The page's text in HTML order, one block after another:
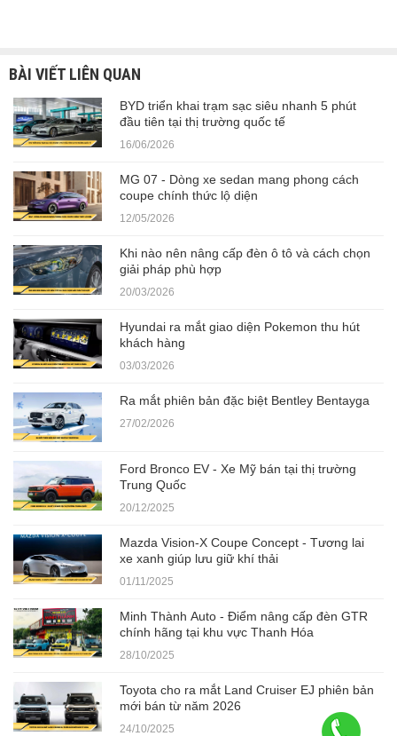
BÀI VIẾT LIÊN QUAN
BYD triển khai trạm sạc siêu nhanh 5 phút
đầu tiên tại thị trường quốc tế
16/06/2026
MG 07 - Dòng xe sedan mang phong cách
coupe chính thức lộ diện
12/05/2026
Khi nào nên nâng cấp đèn ô tô và cách chọn
giải pháp phù hợp
20/03/2026
Hyundai ra mắt giao diện Pokemon thu hút
khách hàng
03/03/2026
Ra mắt phiên bản đặc biệt Bentley Bentayga
27/02/2026
Ford Bronco EV - Xe Mỹ bán tại thị trường
Trung Quốc
20/12/2025
Mazda Vision-X Coupe Concept - Tương lai
xe xanh giúp lưu giữ khí thải
01/11/2025
Minh Thành Auto - Điểm nâng cấp đèn GTR
chính hãng tại khu vực Thanh Hóa
28/10/2025
Toyota cho ra mắt Land Cruiser EJ phiên bản
mới bán từ năm 2026
24/10/2025